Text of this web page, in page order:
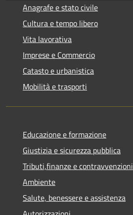
Anagrafe e stato civile
Cultura e tempo libero
Vita lavorativa
Imprese e Commercio
Catasto e urbanistica
Mobilità e trasporti
Educazione e formazione
Giustizia e sicurezza pubblica
Tributi,finanze e contravvenzioni
Ambiente
Salute, benessere e assistenza